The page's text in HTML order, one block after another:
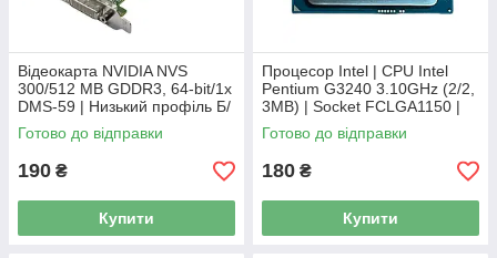
Відеокарта NVIDIA NVS
300/512 MB GDDR3, 64-bit/1x
DMS-59 | Низький профіль Б/
В
Готово до відправки
190 ₴
Купити
Процесор Intel | CPU Intel
Pentium G3240 3.10GHz (2/2,
3MB) | Socket FCLGA1150 |
SR1K6
Готово до відправки
180 ₴
Купити